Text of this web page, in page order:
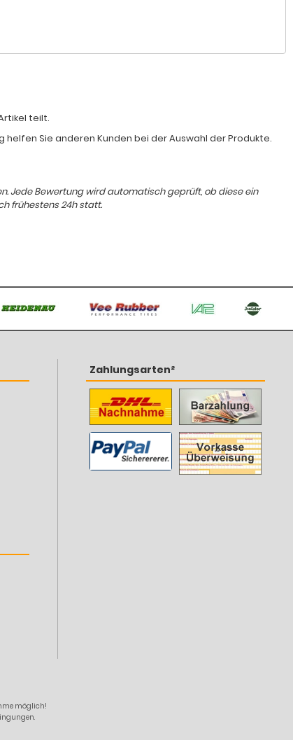
teilt.
Sie anderen Kunden bei der Auswahl der Produkte.
Jede Bewertung wird automatisch geprüft, ob diese ein
frühestens 24h statt.
Zahlungsarten²
möglich!